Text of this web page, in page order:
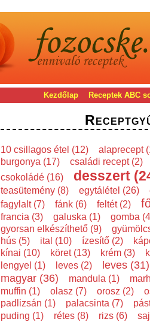
Kezdőlap Receptek ABC
10 csillagos étel (12)
alaprecept
burgonya (17)
családi recept (2)
csokoládé (16)
desszert
teasütemény (8) egytálétel (26)
fagylalt (7)
fánk (6) feltét (2)
francia (3) galuska (1)
gomba
gyorsan elkészíthető (9)
hús (5)
ital (10) ízesítő (2)
kínai (10)
köret (13) krém (3)
lengyel (1)
leves (2)
leves (31)
magyar (36)
mandula (1)
muffin (1)
olasz (7) orosz (2)
padlizsán (1)
palacsinta (7)
puding (1)
rétes (8) rizs (6)